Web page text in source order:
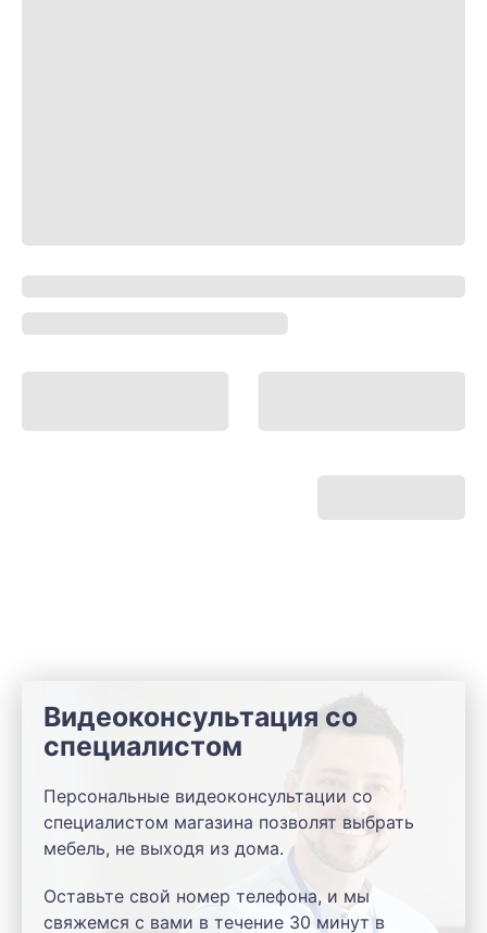
Видеоконсультация со
специалистом
Персональные видеоконсультации со
специалистом магазина позволят выбрать
мебель, не выходя из дома.
Оставьте свой номер телефона, и мы
свяжемся с вами в течение 30 минут в